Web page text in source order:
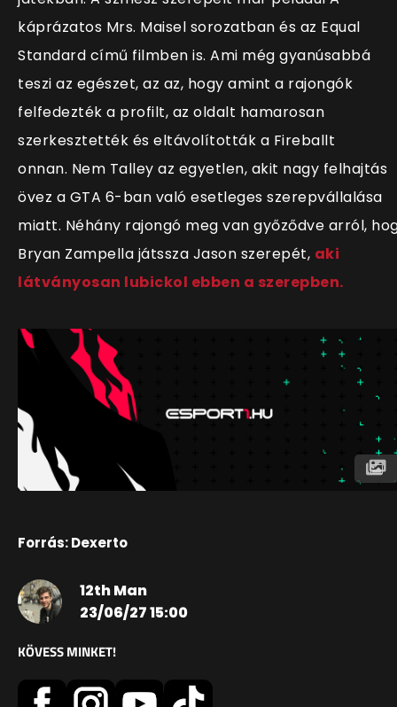
káprázatos Mrs. Maisel sorozatban és az Equal
Standard című filmben is. Ami még gyanúsabbá
teszi az egészet, az az, hogy amint a rajongók
felfedezték a profilt, az oldalt hamarosan
szerkesztették és eltávolították a Fireballt
onnan. Nem Talley az egyetlen, akit nagy felhajtás
övez a GTA 6-ban való esetleges szerepvállalása
miatt. Néhány rajongó meg van győződve arról,
Bryan Zampella játssza Jason szerepét, aki
látványosan lubickol ebben a szerepben.
Forrás: Dexerto
12th Man
23/06/27 15:00
KÖVESS MINKET!